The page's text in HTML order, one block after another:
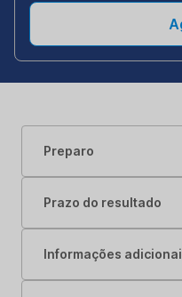
Preparo
Prazo do resultado
Informações